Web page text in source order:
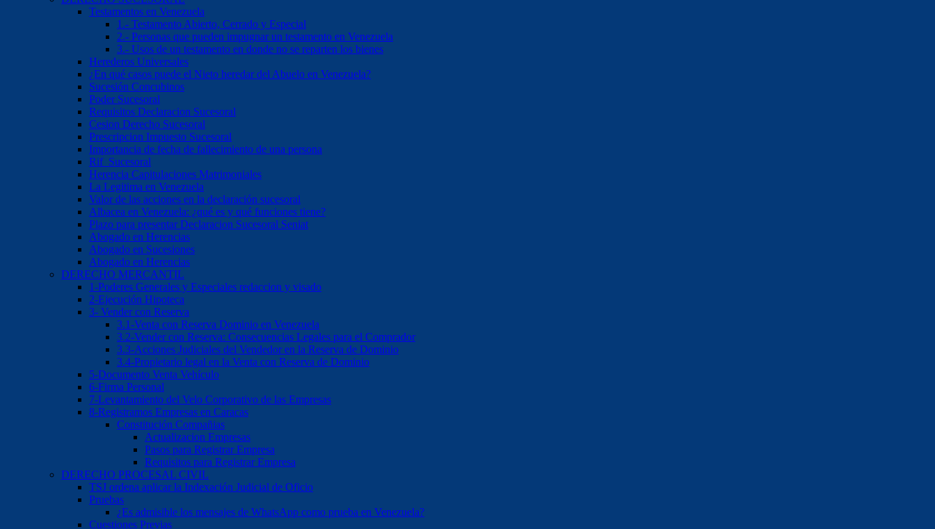
Testamentos en Venezuela
1.- Testamento Abierto, Cerrado y Especial
2.- Personas que pueden impugnar un testamento en Venezuela
3.- Usos de un testamento en donde no se reparten los bienes
Herederos Universales
¿En qué casos puede el Nieto heredar del Abuelo en Venezuela?
Sucesión Concubinos
Poder Sucesoral
Requisitos Declaracion Sucesoral
Cesion Derecho Sucesoral
Prescripcion Impuesto Sucesoral
Importancia de fecha de fallecimiento de una persona
Rif Sucesoral
Herencia Capitulaciones Matrimoniales
La Legitima en Venezuela
Valor de las acciones en la declaración sucesoral
Albacea en Venezuela: ¿qué es y qué funciones tiene?
Plazo para presentar Declaracion Sucesoral Seniat
Abogado en Herencias
Abogado en Sucesiones
Abogado en Herencias
DERECHO MERCANTIL
1-Poderes Generales y Especiales redaccion y visado
2-Ejecución Hipoteca
3- Vender con Reserva
3.1-Venta con Reserva Dominio en Venezuela
3.2-Vender con Reserva: Consecuencias Legales para el Comprador
3.3-Acciones Judiciales del Vendedor en la Reserva de Dominio
3.4-Propietario legal en la Venta con Reserva de Dominio
5-Documento Venta Vehículo
6-Firma Personal
7-Levantamiento del Velo Corporativo de las Empresas
8-Registramos Empresas en Caracas
Constitución Compañias
Actualizacion Empresas
Pasos para Registrar Empresa
Requisitos para Registrar Empresa
DERECHO PROCESAL CIVIL
TSJ ordena aplicar la Indexación Judicial de Oficio
Pruebas
¿Es admisible los mensajes de WhatsApp como prueba en Venezuela?
Cuestiones Previas